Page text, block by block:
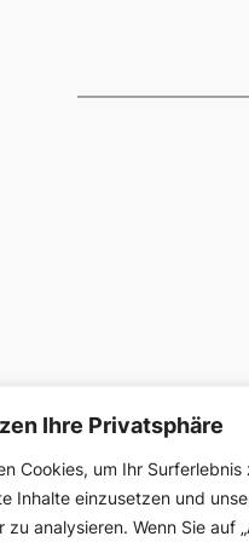
Ihre Privatsphäre
Cookies, um Ihr Surferlebnis
Inhalte einzusetzen und
zu analysieren. Wenn Sie auf
Region Ost